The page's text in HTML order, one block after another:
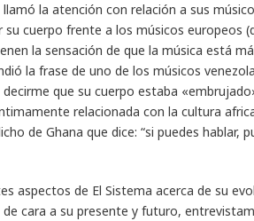
la atención con relación a sus
su cuerpo frente a los músicos europeos
la sensación de que la música está
la frase de uno de los músicos
que su cuerpo estaba
relacionada con la cultura
de Ghana que dice: “si puedes hablar,
aspectos de El Sistema acerca de su
cara a su presente y futuro,